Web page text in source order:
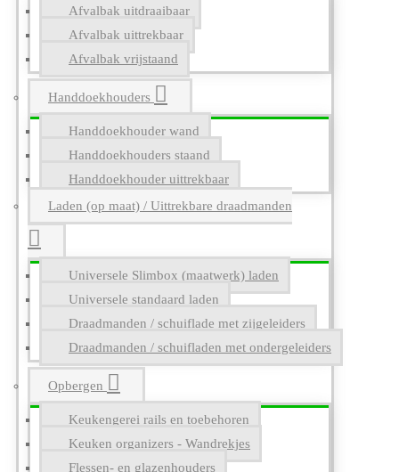
Afvalbak uitdraaibaar
Afvalbak uittrekbaar
Afvalbak vrijstaand
Handdoekhouders
Handdoekhouder wand
Handdoekhouders staand
Handdoekhouder uittrekbaar
Laden (op maat) / Uittrekbare draadmanden
Universele Slimbox (maatwerk) laden
Universele standaard laden
Draadmanden / schuiflade met zijgeleiders
Draadmanden / schuifladen met ondergeleiders
Opbergen
Keukengerei rails en toebehoren
Keuken organizers - Wandrekjes
Flessen- en glazenhouders